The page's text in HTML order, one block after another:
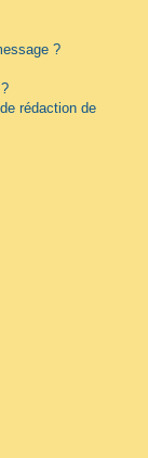
?
rédaction de